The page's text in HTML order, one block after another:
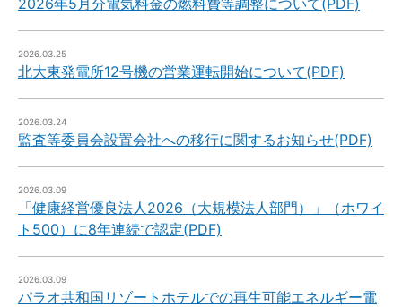
2026年5月分電気料金の燃料費等調整について(PDF)
2026.03.25
北大東発電所12号機の営業運転開始について(PDF)
2026.03.24
監査等委員会設置会社への移行に関するお知らせ(PDF)
2026.03.09
「健康経営優良法人2026（大規模法人部門）」（ホワイ
ト500）に8年連続で認定(PDF)
2026.03.09
パラオ共和国リゾートホテルでの再生可能エネルギー電